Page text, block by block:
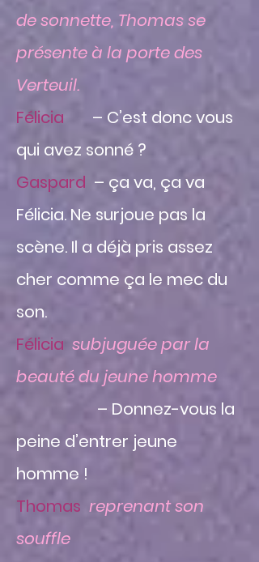
de sonnette, Thomas se
présente à la porte des
Verteuil.
Félicia – C’est donc vous
qui avez sonné ?
Gaspard – ça va, ça va
Félicia. Ne surjoue pas la
scène. Il a déjà pris assez
cher comme ça le mec du
son.
Félicia subjuguée par la
beauté du jeune homme
– Donnez-vous la
peine d’entrer jeune
homme !
Thomas reprenant son
souffle